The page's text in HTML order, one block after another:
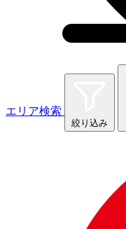
エリア検索
絞り込み